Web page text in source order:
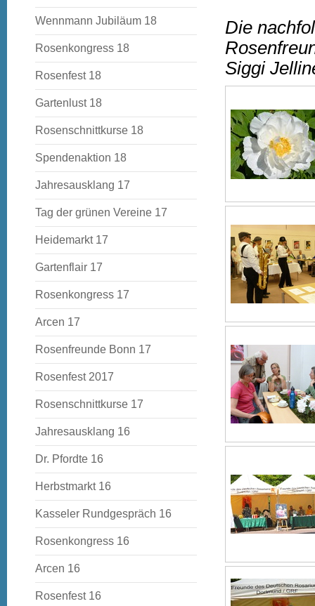
Wennmann Jubiläum 18
Rosenkongress 18
Rosenfest 18
Gartenlust 18
Rosenschnittkurse 18
Spendenaktion 18
Jahresausklang 17
Tag der grünen Vereine 17
Heidemarkt 17
Gartenflair 17
Rosenkongress 17
Arcen 17
Rosenfreunde Bonn 17
Rosenfest 2017
Rosenschnittkurse 17
Jahresausklang 16
Dr. Pfordte 16
Herbstmarkt 16
Kasseler Rundgespräch 16
Rosenkongress 16
Arcen 16
Rosenfest 16
Die
Siggi